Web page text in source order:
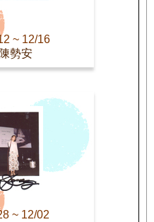
~ 12/16
陳勢安
~ 12/02